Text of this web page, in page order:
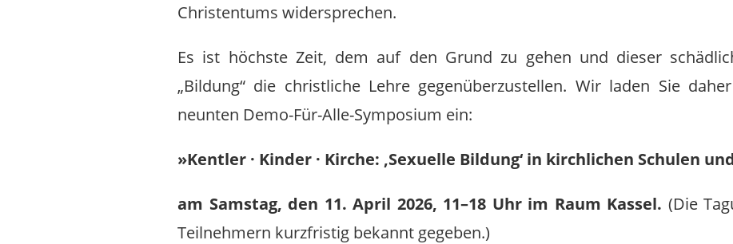
Christentums widersprechen.
Es ist höchste Zeit, dem auf den Grund zu gehen und dieser
„Bildung“ die christliche Lehre gegenüberzustellen. Wir laden Sie
neunten Demo-Für-Alle-Symposium ein:
»Kentler · Kinder · Kirche: ‚Sexuelle Bildung‘ in kirchlichen Schulen
am Samstag, den 11. April 2026, 11–18 Uhr im Raum Kassel. (Die
Teilnehmern kurzfristig bekannt gegeben.)